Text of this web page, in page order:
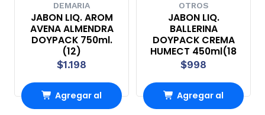
DEMARIA
JABON LIQ. AROM
AVENA ALMENDRA
DOYPACK 750ml.
(12)
$1.198
Agregar al
OTROS
JABON LIQ.
BALLERINA
DOYPACK CREMA
HUMECT 450ml(18
$998
Agregar al